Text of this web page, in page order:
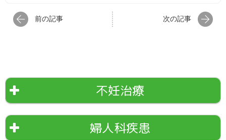
前の記事 次の記事
不妊治療
婦人科疾患